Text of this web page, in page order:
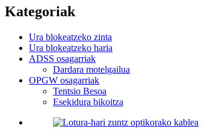
Kategoriak
Ura blokeatzeko zinta
Ura blokeatzeko haria
ADSS osagarriak
Dardara motelgailua
OPGW osagarriak
Tentsio Besoa
Esekidura bikoitza